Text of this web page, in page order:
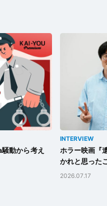
動から考え
INTERVIEW
ホラー映画『
かれと思った
2026.07.17